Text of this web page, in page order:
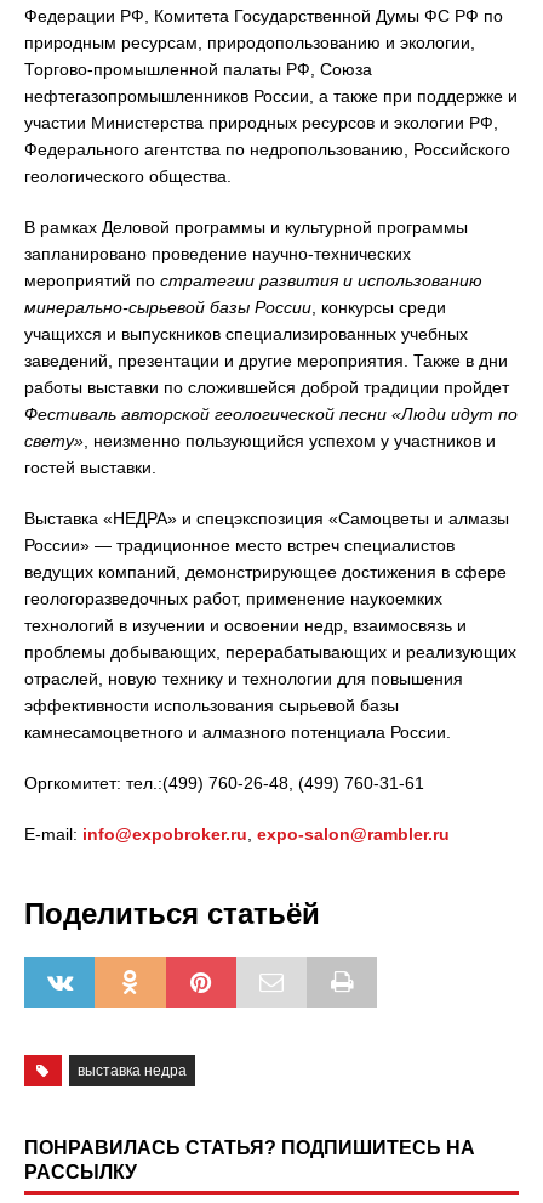
Федерации РФ, Комитета Государственной Думы ФС РФ по
природным ресурсам, природопользованию и экологии,
Торгово-промышленной палаты РФ, Союза
нефтегазопромышленников России, а также при поддержке и
участии Министерства природных ресурсов и экологии РФ,
Федерального агентства по недропользованию, Российского
геологического общества.
В рамках Деловой программы и культурной программы
запланировано проведение научно-технических
мероприятий по стратегии развития и использованию
минерально-сырьевой базы России , конкурсы среди
учащихся и выпускников специализированных учебных
заведений, презентации и другие мероприятия. Также в дни
работы выставки по сложившейся доброй традиции пройдет
Фестиваль авторской геологической песни «Люди идут по
свету» , неизменно пользующийся успехом у участников и
гостей выставки.
Выставка «НЕДРА» и спецэкспозиция «Самоцветы и алмазы
России» — традиционное место встреч специалистов
ведущих компаний, демонстрирующее достижения в сфере
геологоразведочных работ, применение наукоемких
технологий в изучении и освоении недр, взаимосвязь и
проблемы добывающих, перерабатывающих и реализующих
отраслей, новую технику и технологии для повышения
эффективности использования сырьевой базы
камнесамоцветного и алмазного потенциала России.
Оргкомитет: тел.:(499) 760-26-48, (499) 760-31-61
Е-mail: info@expobroker.ru expo-salon@rambler.ru
Поделиться статьёй
выставка недра
ПОНРАВИЛАСЬ СТАТЬЯ? ПОДПИШИТЕСЬ НА
РАССЫЛКУ